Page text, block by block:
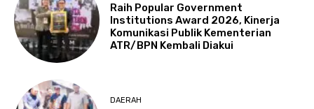
Raih Popular Government
Institutions Award 2026, Kinerja
Komunikasi Publik Kementerian
ATR/BPN Kembali Diakui
DAERAH